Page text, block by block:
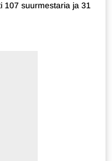
107 suurmestaria ja 31